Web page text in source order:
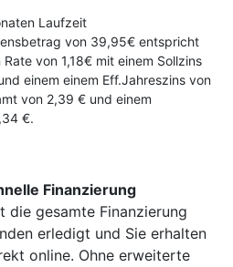
Laufzeit
von 39,95€ entspricht
von 1,18€ mit einem Sollzins
einem einem Eff.Jahreszins von
von 2,39 € und einem
€.
Finanzierung
die gesamte Finanzierung
erledigt und Sie erhalten
online. Ohne erweiterte